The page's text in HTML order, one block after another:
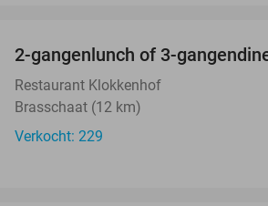
2-gangenlunch of 3-
Restaurant Klokkenhof
Brasschaat (12 km)
Verkocht: 229